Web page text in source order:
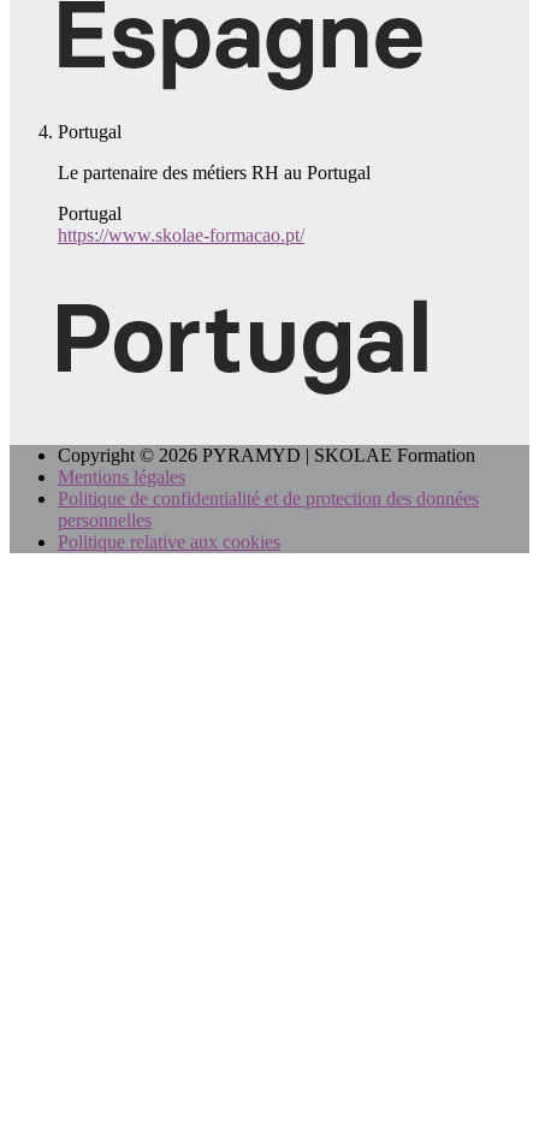
Portugal
Le partenaire des métiers RH au Portugal
Portugal
https://www.skolae-formacao.pt/
Copyright © 2026 PYRAMYD | SKOLAE Formation
Mentions légales
Politique de confidentialité et de protection des données
personnelles
Politique relative aux cookies